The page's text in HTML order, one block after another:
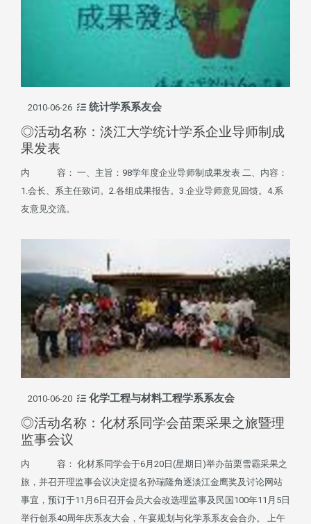
2010-06-26 统计学系系友会
◎活动名称：淡江大学统计学系企业导师制成
果发表
内 容： 一、主旨：98学年度企业导师制成果发表 二、内容：
1.会长、系主任致词。2.各组成果报告。3.企业导师意见回馈。4.系
友意见交流。
2010-06-20 化学工程与材料工程学系系友会
◎活动名称：化材系同学会苗栗采果之旅暨理
监事会议
内 容： 化材系同学会于6月20日(星期日)举办苗栗雪霸采果之
旅，并召开理监事会议决定提名孙瑞隆角逐淡江金鹰奖及讨论网站
事宜，预订于11月6日召开会员大会改选理监事及民国100年11月5日
举行创系40周年庆系友大会，午宴规划与化学系系友会合办。 上午